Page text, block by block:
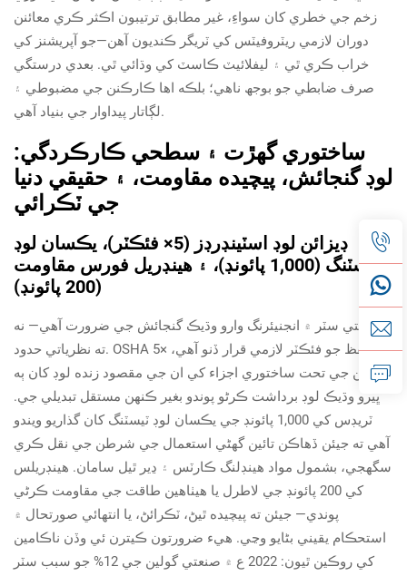
زخم جي خطري کان سواءِ، غير مطابق ترتيبون اڪثر ڪري معائنن
دوران لازمي ريٽروفيٽس کي ٽريگر ڪنديون آهن—جو آپريشنز کي
خراب ڪري ٿي ۽ ليفلائيٽ ڪاسٽ کي وڌائي ٿي. بعدي درستگي
صرف ضابطي جو بوجھ ناهي؛ بلڪه اها ڪارڪنن جي مضبوطي ۽
لڳاتار پيداوار جي بنياد آهي.
ساختوري گهڙت ۽ سطحي ڪارڪردگي:
لوڊ گنجائش، پيچيده مقاومت، ۽ حقیقي دنيا
جي ٽڪرائي
ڊيزائن لوڊ اسٽينڊرڊز (5× فئڪٽر)، يڪسان لوڊ
ٽيسٽنگ (1,000 پائونڊ)، ۽ هينڊريل فورس مقاومت
(200 پائونڊ)
صنعتي سٽر ۾ انجنيئرنگ وارو وڌيڪ گنجائش جي ضرورت آهي— نه
ته نظرياتي حدود. OSHA 5× تحفظ جو فئڪٽر لازمي قرار ڏنو آهي،
جنهن جي تحت ساختوري اجزاء کي ان جي مقصود زنده لوڊ کان ٻه
ڀيرو وڌيڪ لوڊ برداشت ڪرڻو پوندو بغير ڪنهن مستقل تبديلي جي.
ٽريڊس کي 1,000 پائونڊ جي يڪسان لوڊ ٽيسٽنگ کان گذاريو ويندو
آهي ته جيئن ڏهاڪن تائين گهڻي استعمال جي شرطن جي نقل ڪري
سگهجي، بشمول مواد هينڊلنگ ڪارٽس ۽ ڍير ٿيل سامان. هينڊريلس
کي 200 پائونڊ جي لاطرل يا هيٺاهين طاقت جي مقاومت ڪرڻي
پوندي— جيئن ته پيچيده ٿيڻ، ٽڪرائڻ، يا انتهائي صورتحال ۾
استحڪام يقيني بڻايو وڃي. هيء ضرورتون ڪيترن ئي وڏن ناڪامين
کي روڪين ٿيون: 2022 ع ۾ صنعتي گولين جي 12% جو سبب سٽر